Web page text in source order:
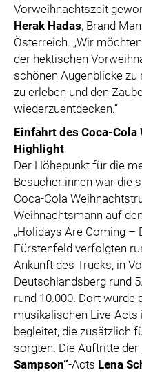
Vorweihnachtszeit
Herak Hadas, Brand
Österreich. „Wir
der hektischen
schönen Augenblicke
zu erleben und den
wiederzuentdecken.“
Einfahrt des Coca-
Highlight
Der Höhepunkt für die
Besucher:innen war die
Coca-Cola
Weihnachtsmann auf
„Holidays Are Coming –
Fürstenfeld verfolgten
Ankunft des Trucks, in
Deutschlandsberg rund
rund 10.000. Dort wurde
musikalischen Live-Acts
begleitet, die zusätzlich
sorgten. Die Auftritte der
Sampson“-Acts Lena